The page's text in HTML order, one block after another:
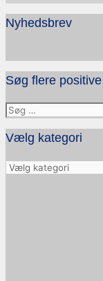
Nyhedsbrev
Søg flere
Søg
efter:
Vælg kategori
Vælg